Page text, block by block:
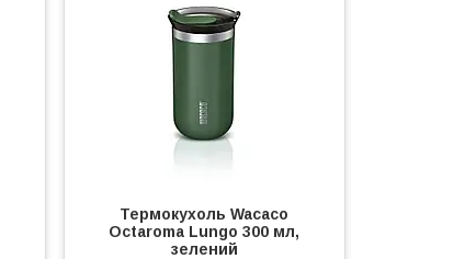
Термокухоль Wacaco
Octaroma Lungo 300 мл,
зелений